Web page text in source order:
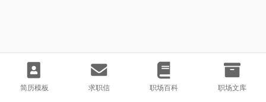
简历模板 求职信 职场百科 职场文库